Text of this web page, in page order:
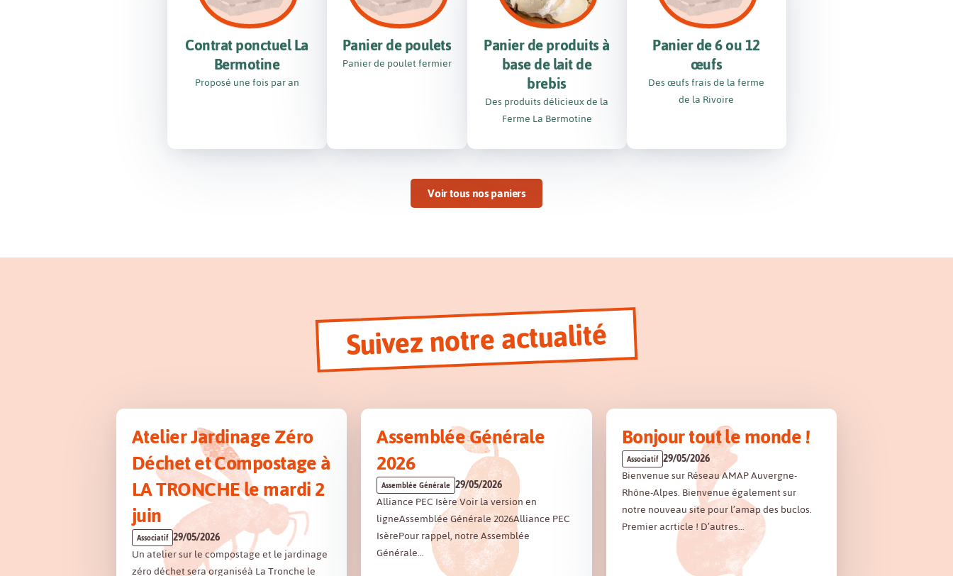
Contrat ponctuel La
Bermotine
Proposé une fois par an
Panier de poulets
Panier de poulet fermier
Panier de produits à
base de lait de
brebis
Des produits délicieux de la
Ferme La Bermotine
Panier de 6 ou 12
œufs
Des œufs frais de la ferme
de la Rivoire
Voir tous nos paniers
Suivez notre actualité
Atelier Jardinage Zéro
Déchet et Compostage à
LA TRONCHE le mardi 2
juin
Associatif 29/05/2026
Un atelier sur le compostage et le jardinage
zéro déchet sera organiséà La Tronche le
Assemblée Générale
2026
Assemblée Générale 29/05/2026
Alliance PEC Isère Voir la version en
ligneAssemblée Générale 2026Alliance PEC
IsèrePour rappel, notre Assemblée
Générale…
Bonjour tout le monde !
Associatif 29/05/2026
Bienvenue sur Réseau AMAP Auvergne-
Rhône-Alpes. Bienvenue également sur
notre nouveau site pour l’amap des buclos.
Premier acrticle ! D’autres…